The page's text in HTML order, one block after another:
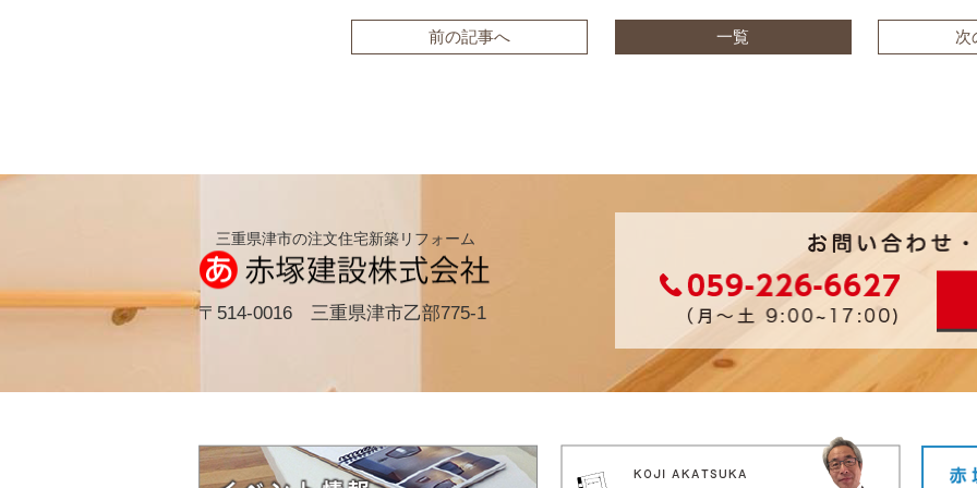
前の記事へ 一覧 次
三重県津市の注文住宅新築リフォーム
〒514-0016 三重県津市乙部775-1